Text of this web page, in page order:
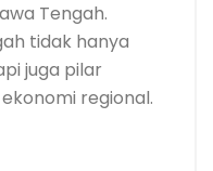
Tengah.
tidak hanya
juga pilar
regional.